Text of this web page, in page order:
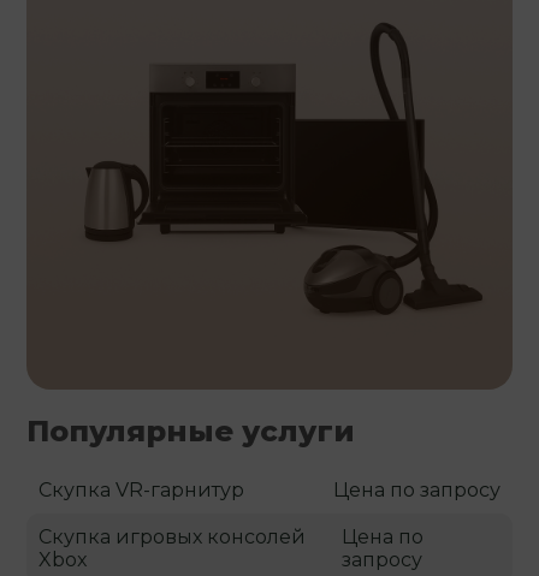
Популярные услуги
Скупка VR-гарнитур Цена по запросу
Скупка игровых консолей
Xbox
Цена по
запросу